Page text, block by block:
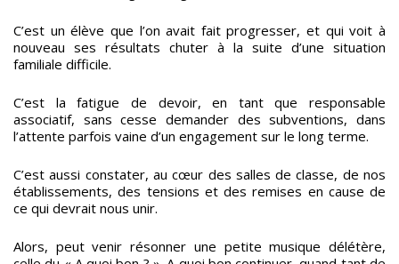
C’est un élève que l’on avait fait progresser, et qui voit à
nouveau ses résultats chuter à la suite d’une situation
familiale difficile.
C’est la fatigue de devoir, en tant que responsable
associatif, sans cesse demander des subventions, dans
l’attente parfois vaine d’un engagement sur le long terme.
C’est aussi constater, au cœur des salles de classe, de nos
établissements, des tensions et des remises en cause de
ce qui devrait nous unir.
Alors, peut venir résonner une petite musique délétère,